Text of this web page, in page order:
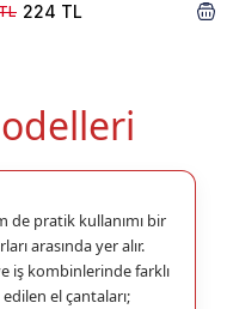
224 TL
de pratik kullanımı bir
arasında yer alır.
iş kombinlerinde farklı
el çantaları;